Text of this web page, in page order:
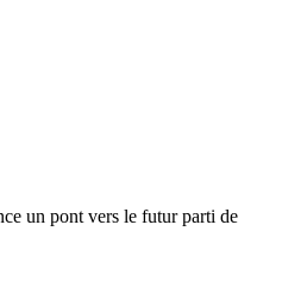
un pont vers le futur parti de